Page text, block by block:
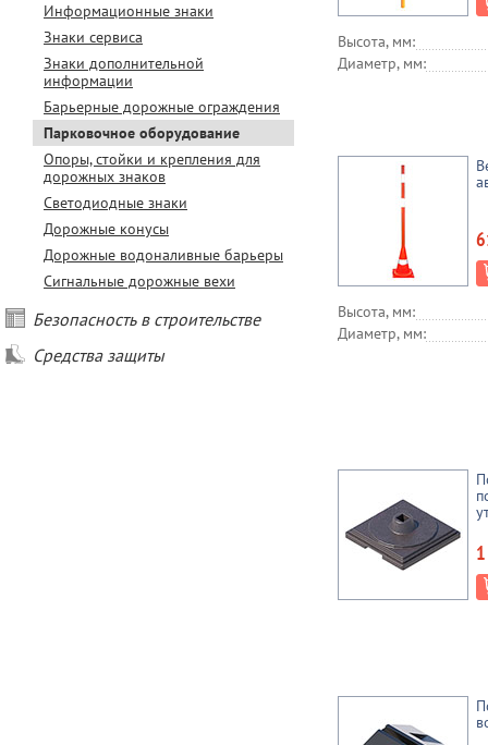
Информационные знаки
Знаки сервиса
Знаки дополнительной
информации
Барьерные дорожные ограждения
Парковочное оборудование
Опоры, стойки и крепления для
дорожных знаков
Светодиодные знаки
Дорожные конусы
Дорожные водоналивные барьеры
Сигнальные дорожные вехи
Безопасность в строительстве
Средства защиты
Высота, мм:
Диаметр, мм:
Высота, мм:
Диаметр, мм: